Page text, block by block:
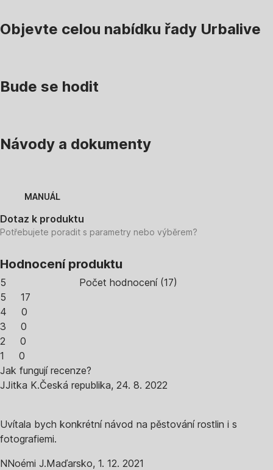
Objevte celou nabídku řady Urbalive
Bude se hodit
Návody a dokumenty
MANUÁL
Dotaz k produktu
Potřebujete poradit s parametry nebo výběrem?
Hodnocení produktu
5 Počet hodnocení(17)
5
17
4
0
3
0
2
0
1
0
Jak fungují recenze?
JJitka K.Česká republika, 24. 8. 2022
Uvítala bych konkrétní návod na pěstování rostlin i s
fotografiemi.
NNoémi J.Maďarsko, 1. 12. 2021